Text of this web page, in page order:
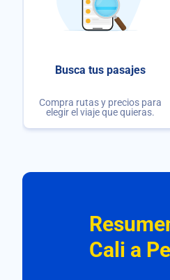
Busca tus pasajes
Compra rutas y precios para
elegir el viaje que quieras.
Cali a